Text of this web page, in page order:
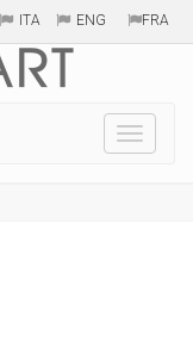
ITA ENG FRA
Toggle